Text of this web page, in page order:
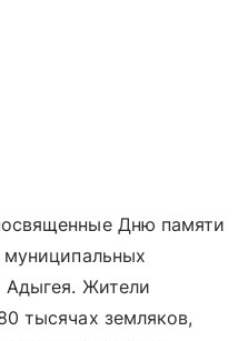
Дню памяти
Адыгея. Жители
тысячах земляков,